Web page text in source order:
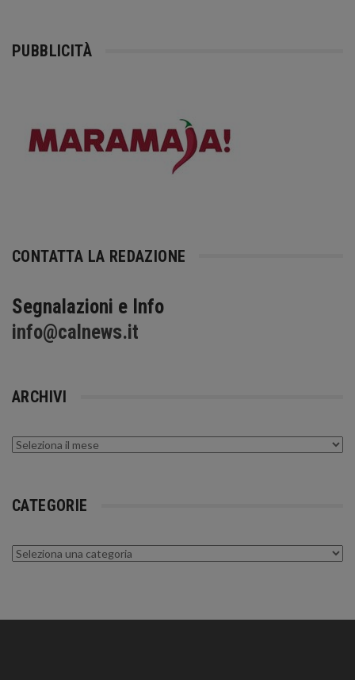
PUBBLICITÀ
CONTATTA LA REDAZIONE
Segnalazioni e Info
info@calnews.it
ARCHIVI
Archivi
CATEGORIE
Categorie